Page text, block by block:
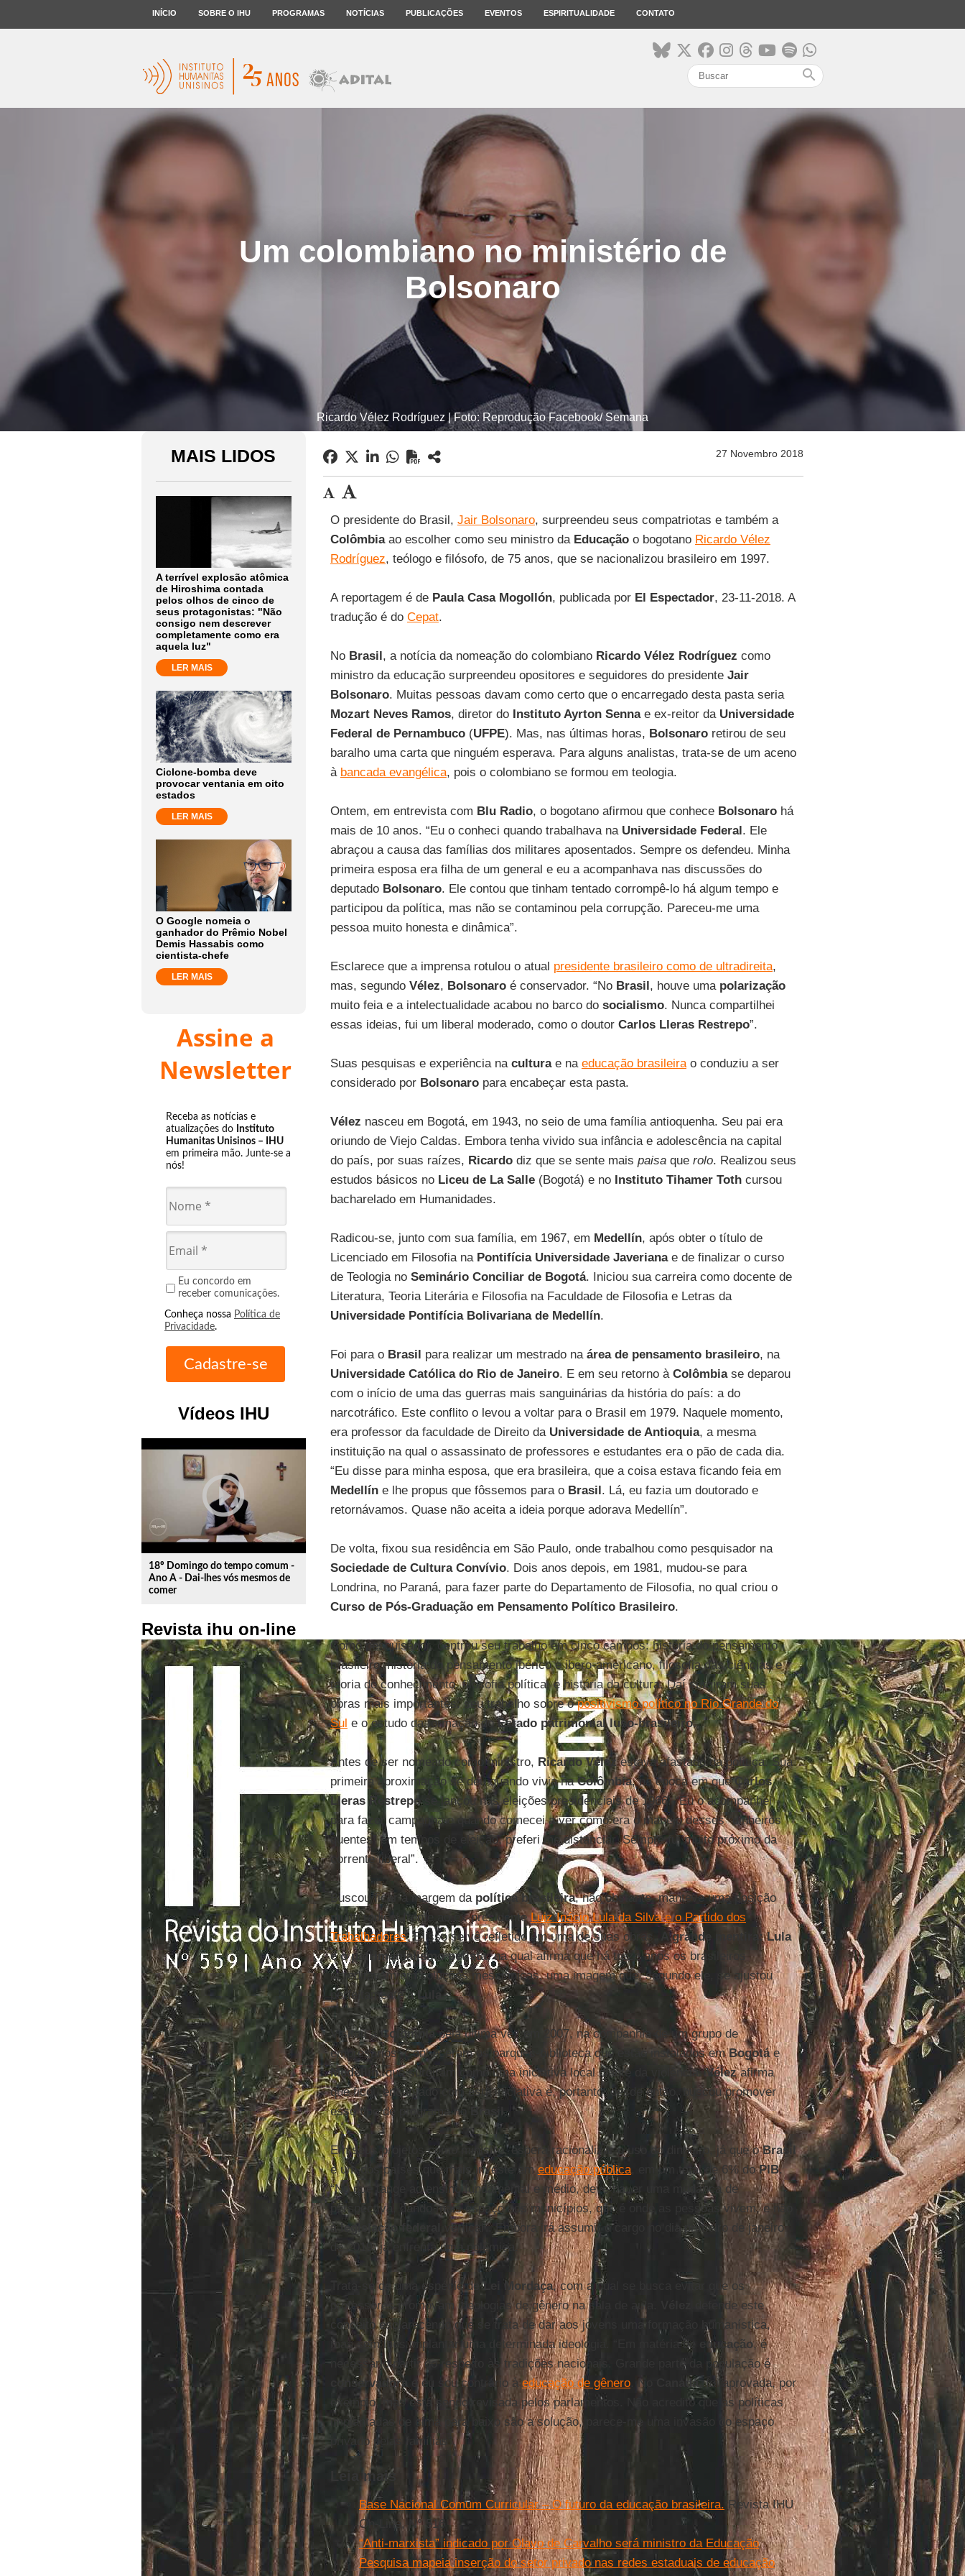
INÍCIO SOBRE O IHU PROGRAMAS NOTÍCIAS PUBLICAÇÕES EVENTOS ESPIRITUALIDADE CONTATO
search
Um colombiano no ministério de
Bolsonaro
Ricardo Vélez Rodríguez | Foto: Reprodução Facebook/ Semana
MAIS LIDOS
A terrível explosão atômica
de Hiroshima contada
pelos olhos de cinco de
seus protagonistas: "Não
consigo nem descrever
completamente como era
aquela luz"
LER MAIS
Ciclone-bomba deve
provocar ventania em oito
estados
LER MAIS
O Google nomeia o
ganhador do Prêmio Nobel
Demis Hassabis como
cientista-chefe
LER MAIS
Assine a
Newsletter
Receba as notícias e
atualizações do Instituto
Humanitas Unisinos – IHU
em primeira mão. Junte-se a
nós!
Eu concordo em
receber comunicações.
Conheça nossa Política de
Privacidade.
Vídeos IHU
play_circle_outline
18º Domingo do tempo comum -
Ano A - Dai-lhes vós mesmos de
comer
Revista ihu on-line
27 Novembro 2018
O presidente do Brasil, Jair Bolsonaro, surpreendeu seus compatriotas e também a
Colômbiaao escolher como seu ministro da Educaçãoo bogotano Ricardo Vélez
Rodríguez, teólogo e filósofo, de 75 anos, que se nacionalizou brasileiro em 1997.
A reportagem é de Paula Casa Mogollón, publicada por El Espectador, 23-11-2018. A
tradução é do Cepat.
No Brasil, a notícia da nomeação do colombiano Ricardo Vélez Rodríguez como
ministro da educação surpreendeu opositores e seguidores do presidente Jair
Bolsonaro. Muitas pessoas davam como certo que o encarregado desta pasta seria
Mozart Neves Ramos, diretor do Instituto Ayrton Sennae ex-reitor da Universidade
Federal de Pernambuco(UFPE). Mas, nas últimas horas, Bolsonaroretirou de seu
baralho uma carta que ninguém esperava. Para alguns analistas, trata-se de um aceno
à bancada evangélica, pois o colombiano se formou em teologia.
Ontem, em entrevista com Blu Radio, o bogotano afirmou que conhece Bolsonarohá
mais de 10 anos. “Eu o conheci quando trabalhava na Universidade Federal. Ele
abraçou a causa das famílias dos militares aposentados. Sempre os defendeu. Minha
primeira esposa era filha de um general e eu a acompanhava nas discussões do
deputado Bolsonaro. Ele contou que tinham tentado corrompê-lo há algum tempo e
participou da política, mas não se contaminou pela corrupção. Pareceu-me uma
pessoa muito honesta e dinâmica”.
Esclarece que a imprensa rotulou o atual presidente brasileiro como de ultradireita,
mas, segundo Vélez, Bolsonaroé conservador. “No Brasil, houve uma polarização
muito feia e a intelectualidade acabou no barco do socialismo. Nunca compartilhei
essas ideias, fui um liberal moderado, como o doutor Carlos Lleras Restrepo”.
Suas pesquisas e experiência na culturae na educação brasileirao conduziu a ser
considerado por Bolsonaropara encabeçar esta pasta.
Vélez nasceu em Bogotá, em 1943, no seio de uma família antioquenha. Seu pai era
oriundo de Viejo Caldas. Embora tenha vivido sua infância e adolescência na capital
do país, por suas raízes, Ricardodiz que se sente mais paisaque rolo. Realizou seus
estudos básicos no Liceu de La Salle(Bogotá) e no Instituto Tihamer Tothcursou
bacharelado em Humanidades.
Radicou-se, junto com sua família, em 1967, em Medellín, após obter o título de
Licenciado em Filosofia na Pontifícia Universidade Javerianae de finalizar o curso
de Teologia no Seminário Conciliar de Bogotá. Iniciou sua carreira como docente de
Literatura, Teoria Literária e Filosofia na Faculdade de Filosofia e Letras da
Universidade Pontifícia Bolivariana de Medellín.
Foi para o Brasil para realizar um mestrado na área de pensamento brasileiro, na
Universidade Católica do Rio de Janeiro. E em seu retorno à Colômbiase deparou
com o início de uma das guerras mais sanguinárias da história do país: a do
narcotráfico. Este conflito o levou a voltar para o Brasil em 1979. Naquele momento,
era professor da faculdade de Direito da Universidade de Antioquia, a mesma
instituição na qual o assassinato de professores e estudantes era o pão de cada dia.
“Eu disse para minha esposa, que era brasileira, que a coisa estava ficando feia em
Medellíne lhe propus que fôssemos para o Brasil. Lá, eu fazia um doutorado e
retornávamos. Quase não aceita a ideia porque adorava Medellín”.
De volta, fixou sua residência em São Paulo, onde trabalhou como pesquisador na
Sociedade de Cultura Convívio. Dois anos depois, em 1981, mudou-se para
Londrina, no Paraná, para fazer parte do Departamento de Filosofia, no qual criou o
Curso de Pós-Graduação em Pensamento Político Brasileiro.
Como pesquisador, centrou seu trabalho em cinco campos: história do pensamento
brasileiro, história do pensamento ibérico e ibero-americano, filosofia das ciências e
teoria do conhecimento, filosofia política, e história da cultura. Daí surgiram suas
obras mais importantes: seu trabalho sobre opositivismo político no Rio Grande do
Sul e o estudo da formação doEstado patrimonial luso-brasileiro.
Antes de ser nomeado como ministro, Ricardo Vélezestava afastado da política. Sua
primeira aproximação se deu quando vivia naColômbia, na época em queCarlos
Lleras Restrepose lançou nas eleições presidenciais de 1966. “Eu o acompanhei
para fazer campanha e quando comecei a ver como era o manejo desses “dinheiros
quentes” em tempos de eleição, preferi me distanciar. Sempre fui muito próximo da
corrente liberal”.
Buscou ficar à margem da política brasileira, não obstante, manteve uma posição
muito radical frente ao ex-presidenteLuiz Inácio Lula da Silva e o Partido dos
Trabalhadores. E isso se vê refletido em uma de suas obras,
A grande mentira: Lula
e o patrimonialismo petista, na qual afirma que há treze anos os brasileiros
acreditavam em soluções messiânicas, uma imagem que, segundo ele, se ajustou
perfeitamente aLula
Visitou aColômbia pela última vez em 2007, na companhia de um grupo de
empresários. Conheceram os parques-biblioteca que estão instalados emBogotáe
Medellín, que surgiram como uma iniciativa local diante da violência.Vélezafirma
que ficou encantado com esta iniciativa e, portanto, desde então, buscou promover
esse tipo de programa no
Brasil .
Em seus projetos como ministro, espera racionalizar o uso do dinheiro, já que oBrasil
é um dos países que mais investe emeducação pública, em um total de 6% doPIB.
“No que tange ao ensino fundamental e médio, deve haver uma mudança de
perspectiva, dando mais espaço aos municípios, que é onde as pessoas vivem, e não
àlegislação federal
vertical”. Embora irá assumir o cargo no dia primeiro de janeiro
de 2019, já enfrenta uma polêmica.
Trata-se de uma espécie deLei Mordaça, com a qual se busca evitar que os
professores promovam ideologias de gênero na sala de aula.
defende este
conceito esclarecendo que se trata de dar aos jovens uma formação humanística,
mas sem lhes implantar uma determinada ideologia. “Em matéria de
educação, é
necessário partir do respeito às tradições nacionais. Grande parte da população é
conservadora
e eu sou contrário àeducação de gênero. No Canadá, foi aprovada, por
exemplo, mas está sendo revisada pelos parlamentos. Não acredito que as políticas
implantadas de cima para baixo são a solução, parece-me uma invasão do espaço
privado pelas famílias”.
Leia mais
Base Nacional Comum Curricular – O futuro da educação brasileira. Revista IHU
On-Line, N° 516
“Anti-marxista” indicado por Olavo de Carvalho será ministro da Educação
Pesquisa mapeia inserção do setor privado nas redes estaduais de educação